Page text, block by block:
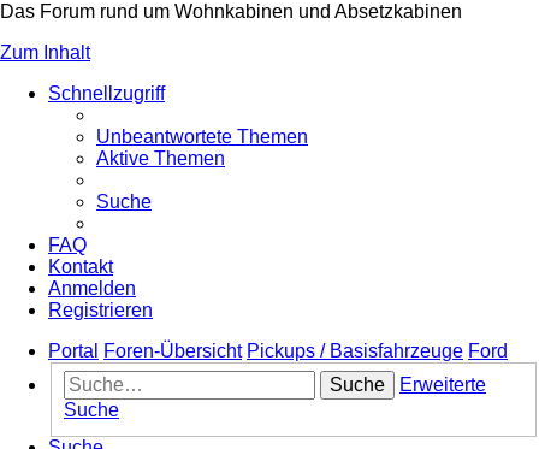
Das Forum rund um Wohnkabinen und Absetzkabinen
Zum Inhalt
Schnellzugriff
Unbeantwortete Themen
Aktive Themen
Suche
FAQ
Kontakt
Anmelden
Registrieren
Portal
Foren-Übersicht Pickups / Basisfahrzeuge Ford
Suche
Erweiterte
Suche